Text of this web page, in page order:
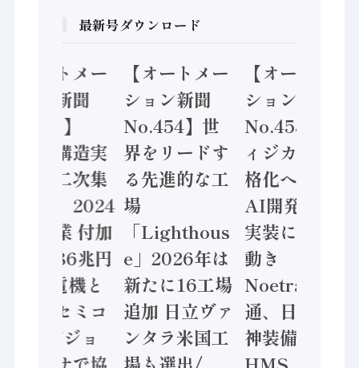
最新号ダウンロード
【オートメー
ション新聞
No.455】
「経済構造実
態調査二次集
計結果」2024
年製造業 付加
価値額86兆円
/ 三菱電機と
ソニーセミコ
ン AIビジョ
【オートメー
ション新聞
No.454】世
界をリードす
る先進的な工
場
「Lighthous
e」2026年は
新たに16工場
追加 日立ヴァ
ンタラ米国工
【オートメー
ション新聞
No.453】フ
ィジカルAI本
格化へ 国産
AI開発や社会
実装に活発な
動き
Noetra、富士
通、日立 / 兵
神装備 ×